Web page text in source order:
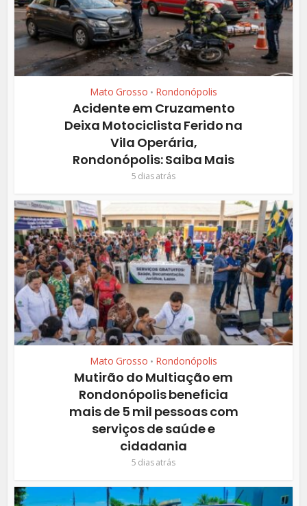
Mato Grosso • Rondonópolis
Acidente em Cruzamento
Deixa Motociclista Ferido na
Vila Operária,
Rondonópolis: Saiba Mais
5 dias atrás
Mato Grosso • Rondonópolis
Mutirão do Multiação em
Rondonópolis beneficia
mais de 5 mil pessoas com
serviços de saúde e
cidadania
5 dias atrás